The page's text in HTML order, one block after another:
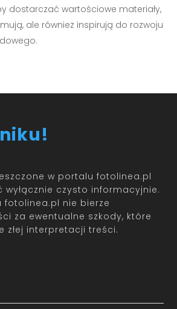
dostarczać wartościowe materiały,
ale również inspirują do rozwoju
w portalu fotolinea.pl
wyłącznie czysto informacyjnie.
fotolinea.pl nie bierze
za ewentualne szkody, które
złej interpretacji treści.